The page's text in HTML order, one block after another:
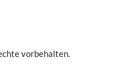
vorbehalten.